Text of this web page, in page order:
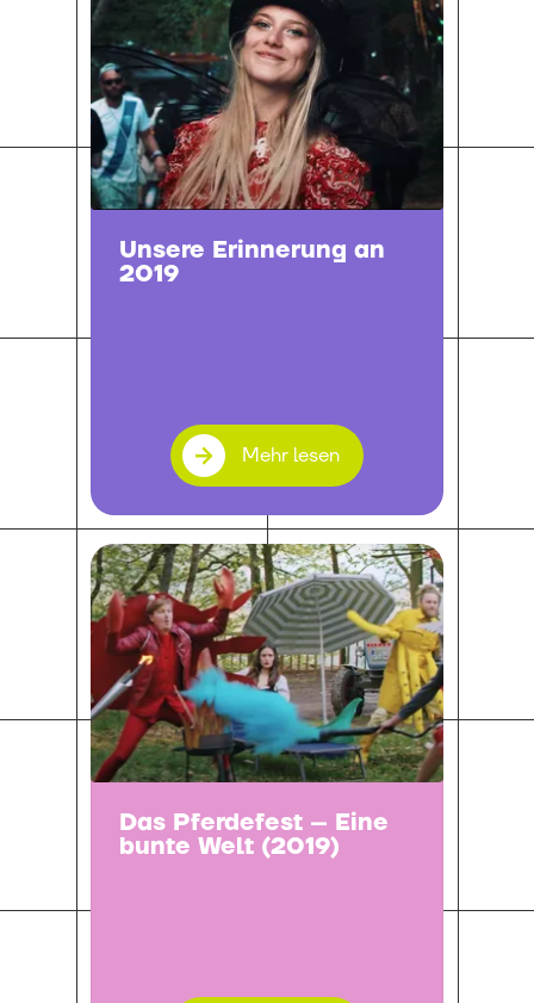
Unsere Erinnerung an
2019
Mehr lesen
Das Pferdefest – Eine
bunte Welt (2019)